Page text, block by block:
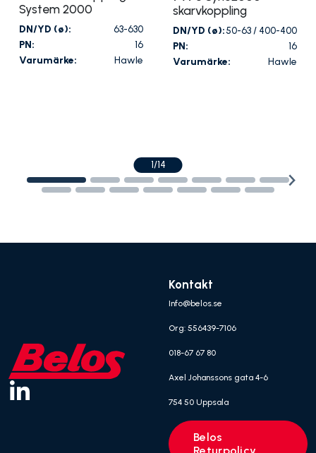
System 2000
DN/YD (ø):
63-630
PN:
16
Varumärke:
Hawle
skarvkoppling
DN/YD (ø):50-63 / 400-400
PN:
16
Varumärke:
Hawle
1/14
Kontakt
Info@belos.se
Org: 556439-7106
018-67 67 80
Axel Johanssons gata 4-6
754 50 Uppsala
Belos